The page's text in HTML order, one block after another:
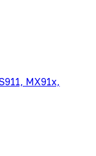
MX91x,